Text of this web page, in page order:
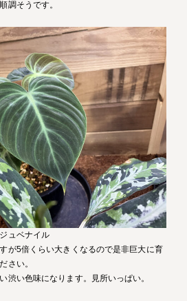
調そうです。
ュベナイル
が5倍くらい大きくなるので是非巨大に育
さい。
渋い色味になります。見所いっぱい。